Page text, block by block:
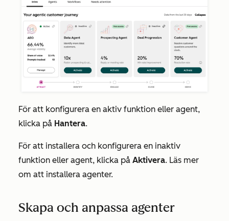
För att konfigurera en aktiv funktion eller agent,
klicka på Hantera.
För att installera och konfigurera en inaktiv
funktion eller agent, klicka på Aktivera. Läs mer
om att installera agenter.
Skapa och anpassa agenter